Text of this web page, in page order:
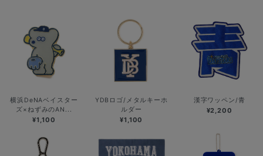
横浜DeNAベイスター
ズ×ねずみのAN...
¥1,100
YDBロゴ/メタルキーホ
ルダー
¥1,100
漢字ワッペン/青
¥2,200